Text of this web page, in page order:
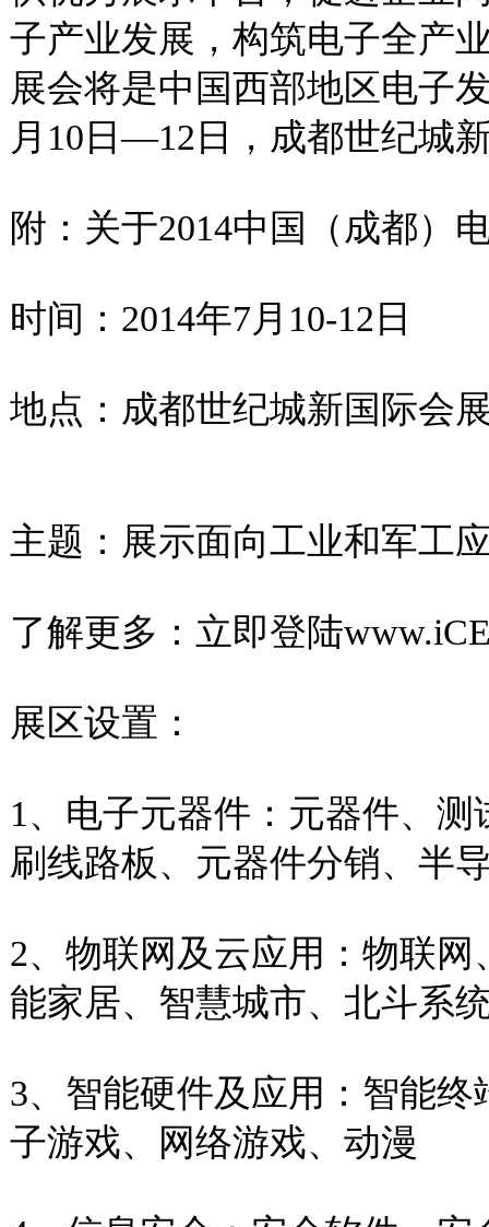
子产业发展，构筑电子全产
展会将是中国西部地区电子
月10日—12日，成都世纪城
附：关于2014中国（成都）
时间：2014年7月10-12日
地点：成都世纪城新国际会
主题：展示面向工业和军工
了解更多：立即登陆
展区设置：
1、电子元器件：元器件、
刷线路板、元器件分销、半
2、物联网及云应用：物联
能家居、智慧城市、北斗系
3、智能硬件及应用：智能
子游戏、网络游戏、动漫